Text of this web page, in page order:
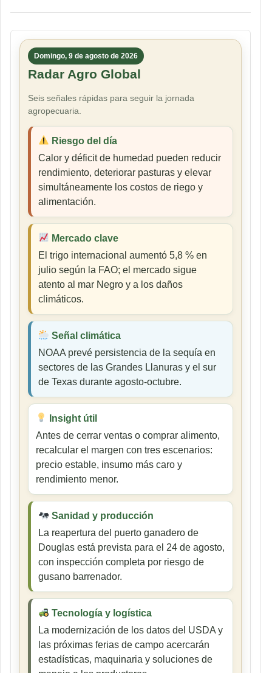
Domingo, 9 de agosto de 2026
Radar Agro Global
Seis señales rápidas para seguir la jornada
agropecuaria.
Riesgo del día
Calor y déficit de humedad pueden reducir
rendimiento, deteriorar pasturas y elevar
simultáneamente los costos de riego y
alimentación.
Mercado clave
El trigo internacional aumentó 5,8 % en
julio según la FAO; el mercado sigue
atento al mar Negro y a los daños
climáticos.
Señal climática
NOAA prevé persistencia de la sequía en
sectores de las Grandes Llanuras y el sur
de Texas durante agosto-octubre.
Insight útil
Antes de cerrar ventas o comprar alimento,
recalcular el margen con tres escenarios:
precio estable, insumo más caro y
rendimiento menor.
Sanidad y producción
La reapertura del puerto ganadero de
Douglas está prevista para el 24 de agosto,
con inspección completa por riesgo de
gusano barrenador.
Tecnología y logística
La modernización de los datos del USDA y
las próximas ferias de campo acercarán
estadísticas, maquinaria y soluciones de